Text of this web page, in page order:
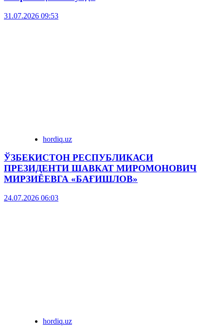
31.07.2026 09:53
hordiq.uz
ЎЗБЕКИСТОН РЕСПУБЛИКАСИ
ПРЕЗИДЕНТИ ШАВКАТ МИРОМОНОВИЧ
МИРЗИЁЕВГА «БАҒИШЛОВ»
24.07.2026 06:03
hordiq.uz